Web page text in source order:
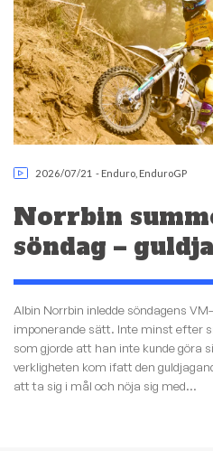
2026/07/21 - Enduro EnduroGP
Norrbin
söndag –
Albin Norrbin inledde söndagens
imponerande sätt. Inte minst efter
som gjorde att han inte kunde göra
verkligheten kom ifatt den
att ta sig i mål och nöja sig med...